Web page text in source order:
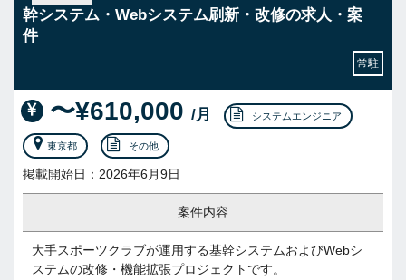
幹システム・Webシステム刷新・改修の求人・案
件
常駐
〜¥610,000 /月 システムエンジニア
東京都 その他
掲載開始日：2026年6月9日
案件内容
大手スポーツクラブが運用する基幹システムおよびWebシ
ステムの改修・機能拡張プロジェクトです。